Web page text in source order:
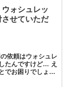
ォシュレッ
させていただ
依頼はウォシュレ
たんですけど… え
でお困りでしょう